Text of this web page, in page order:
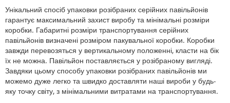
Унікальний спосіб упаковки розібраних серійних павільйонів
гарантує максимальний захист виробу та мінімальні розміри
коробки. Габаритні розміри транспортування серійних
павільйонів визначені розміром пакувальної коробки. Коробки
завжди перевозяться у вертикальному положенні, класти на бік
їх не можна. Павільйон поставляється у розібраному вигляді.
Завдяки цьому способу упаковки розібраних павільйонів ми
можемо дуже легко та швидко доставляти наші вироби у будь-
яку точку світу, з мінімальними витратами на транспортування.